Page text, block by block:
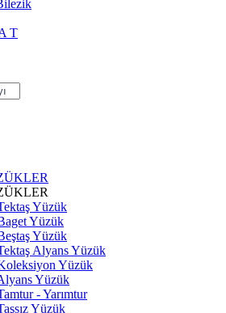
T
Yüzük
Yüzük
Yüzük
Alyans Yüzük
Yüzük
Yüzük
- Yarımtur
Yüzük